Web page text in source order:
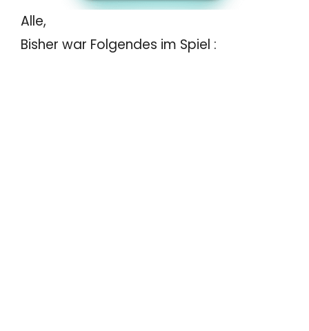
Alle,
Bisher war Folgendes im Spiel :